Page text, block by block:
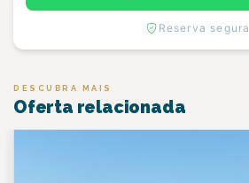
Reserva segura
DESCUBRA MAIS
Oferta relacionada